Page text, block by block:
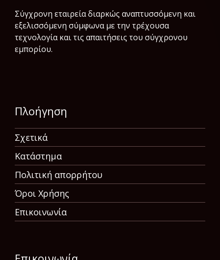
Σύγχρονη εταιρεία διαρκώς αναπτυσσόμενη και
εξελισσόμενη σύμφωνα µε την τρέχουσα
τεχνολογία και τις απαιτήσεις του σύγχρονου
εμπορίου.
Πλοήγηση
Σχετικά
Κατάστημα
Πολιτική απορρήτου
Όροι Χρήσης
Επικοινωνία